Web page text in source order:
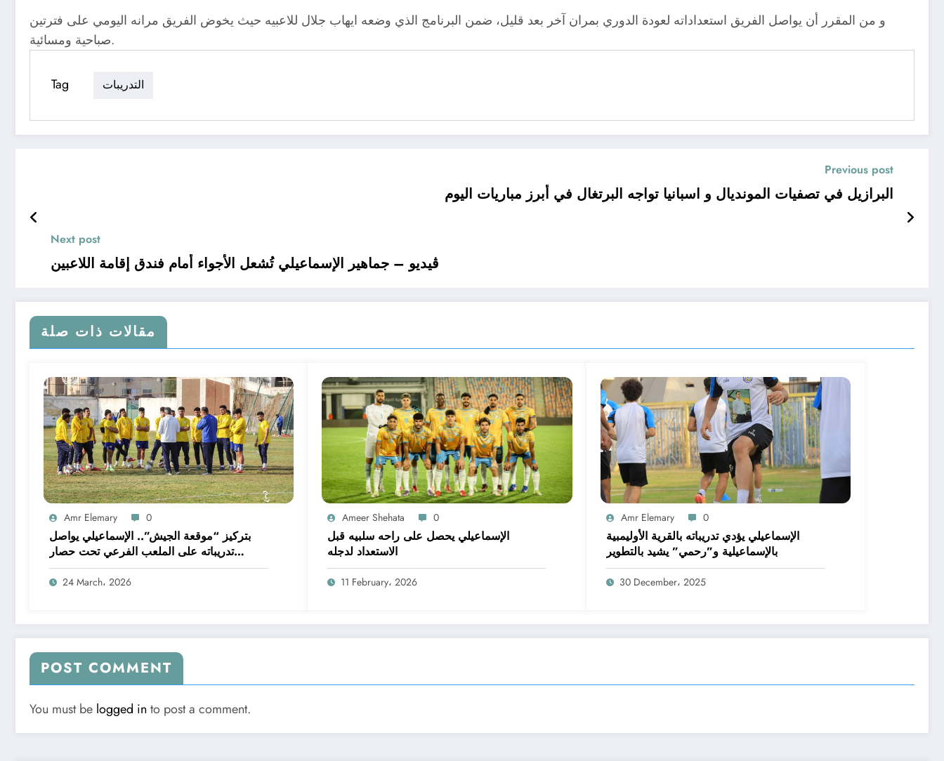
و من المقرر أن يواصل الفريق استعداداته لعودة الدوري بمران آخر بعد قليل، ضمن البرنامج الذي وضعه ايهاب جلال للاعبيه حيث يخوض الفريق مرانه اليومي على فترتين
صباحية ومسائية.
Tag التدريبات
Previous post
البرازيل في تصفيات المونديال و اسبانيا تواجه البرتغال في أبرز مباريات اليوم
Next post
ڤيديو – جماهير الإسماعيلي تُشعل الأجواء أمام فندق إقامة اللاعبين
مقالات ذات صلة
Amr Elemary 0
بتركيز “موقعة الجيش”.. الإسماعيلي يواصل
تدريباته على الملعب الفرعي تحت حصار
الصيانة
24 March، 2026
Ameer Shehata 0
الإسماعيلي يحصل على راحه سلبيه قبل
الاستعداد لدجله
11 February، 2026
Amr Elemary 0
الإسماعيلي يؤدي تدريباته بالقرية الأوليمبية
بالإسماعيلية و”رحمي” يشيد بالتطوير
30 December، 2025
POST COMMENT
You must be logged in to post a comment.